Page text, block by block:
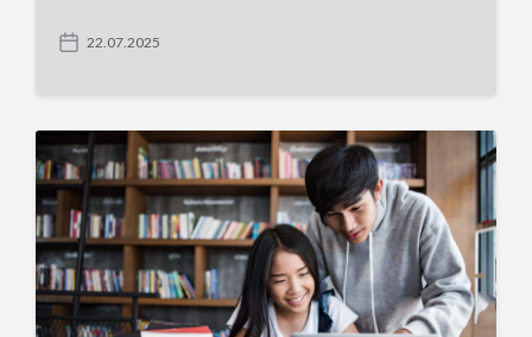
P
a
t
22.07.2025